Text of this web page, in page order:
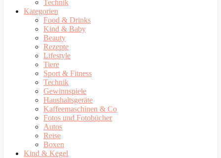
Technik
Kategorien
Food & Drinks
Kind & Baby
Beauty
Rezepte
Lifestyle
Tiere
Sport & Fitness
Technik
Gewinnspiele
Haushaltsgeräte
Kaffeemaschinen & Co
Fotos und Fotobücher
Autos
Reise
Boxen
Kind & Kegel